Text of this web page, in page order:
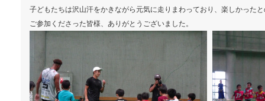
子どもたちは沢山汗をかきながら元気に走りまわっており、楽しかった
ご参加くださった皆様、ありがとうございました。